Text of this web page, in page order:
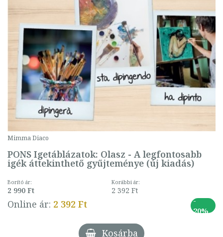
Mimma Diaco
PONS Igetáblázatok: Olasz - A legfontosabb
igék áttekinthető gyűjteménye (új kiadás)
Borító ár:
2 990 Ft
Korábbi ár:
2 392 Ft
Online ár: 2 392 Ft
-
20%
Kosárba